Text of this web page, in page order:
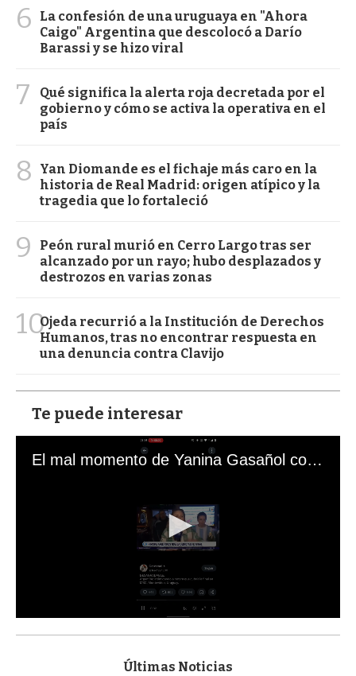
6
La confesión de una uruguaya en "Ahora
Caigo" Argentina que descolocó a Darío
Barassi y se hizo viral
7
Qué significa la alerta roja decretada por el
gobierno y cómo se activa la operativa en el
país
8
Yan Diomande es el fichaje más caro en la
historia de Real Madrid: origen atípico y la
tragedia que lo fortaleció
9
Peón rural murió en Cerro Largo tras ser
alcanzado por un rayo; hubo desplazados y
destrozos en varias zonas
10Ojeda recurrió a la Institución de Derechos
Humanos, tras no encontrar respuesta en
una denuncia contra Clavijo
Te puede interesar
El mal momento de Yanina Gasañol con un hincha argentino en "Subrayado"
s
Últimas Noticias